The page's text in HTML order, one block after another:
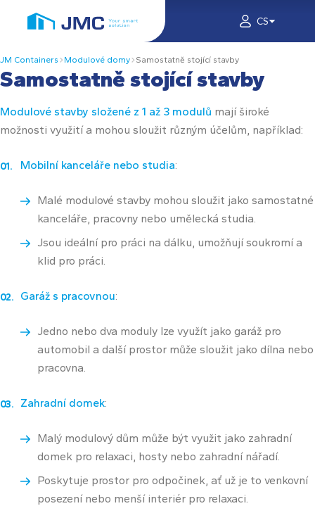
CS
Samostatně stojící stavby
JM Containers Modulové domy Samostatně stojící stavby
Modulové stavby složené z 1 až 3 modulů mají široké
možnosti využití a mohou sloužit různým účelům, například:
Mobilní kanceláře nebo studia:
Malé modulové stavby mohou sloužit jako samostatné
kanceláře, pracovny nebo umělecká studia.
Jsou ideální pro práci na dálku, umožňují soukromí a
klid pro práci.
Garáž s pracovnou:
Jedno nebo dva moduly lze využít jako garáž pro
automobil a další prostor může sloužit jako dílna nebo
pracovna.
Zahradní domek:
Malý modulový dům může být využit jako zahradní
domek pro relaxaci, hosty nebo zahradní nářadí.
Poskytuje prostor pro odpočinek, ať už je to venkovní
posezení nebo menší interiér pro relaxaci.